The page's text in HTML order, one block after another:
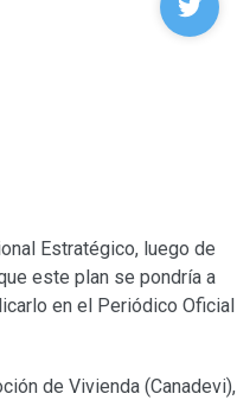
Estratégico, luego de
este plan se pondría a
en el Periódico Oficial
de Vivienda (Canadevi),